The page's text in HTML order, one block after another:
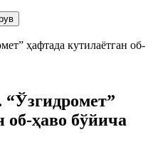
“Ўзгидромет”
об-ҳаво бўйича